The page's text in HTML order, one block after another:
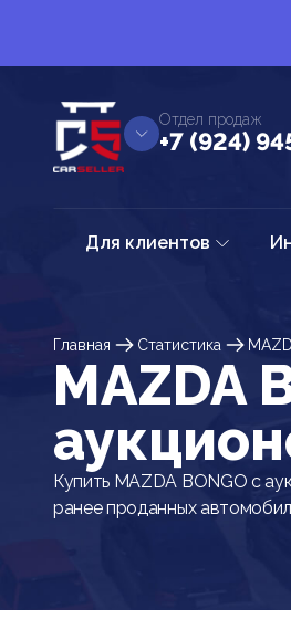
Отдел продаж
+7 (924)
Для клиентов
Главная Статистика
MAZDA
Купить MAZDA BONGO с
ранее проданных